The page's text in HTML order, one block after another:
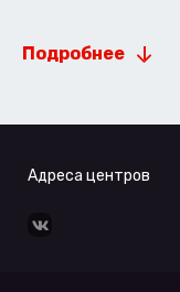
Подробнее
Адреса центров